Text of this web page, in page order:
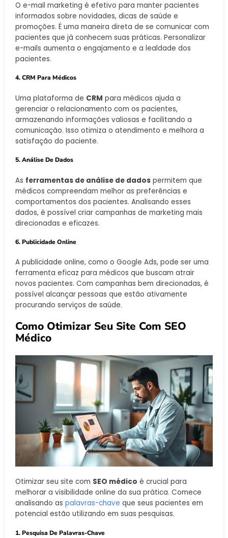
O e-mail marketing é efetivo para manter pacientes
informados sobre novidades, dicas de saúde e
promoções. É uma maneira direta de se comunicar com
pacientes que já conhecem suas práticas. Personalizar
e-mails aumenta o engajamento e a lealdade dos
pacientes.
4. CRM Para Médicos
Uma plataforma de CRM para médicos ajuda a
gerenciar o relacionamento com os pacientes,
armazenando informações valiosas e facilitando a
comunicação. Isso otimiza o atendimento e melhora a
satisfação do paciente.
5. Análise De Dados
As ferramentas de análise de dados permitem que
médicos compreendam melhor as preferências e
comportamentos dos pacientes. Analisando esses
dados, é possível criar campanhas de marketing mais
direcionadas e eficazes.
6. Publicidade Online
A publicidade online, como o Google Ads, pode ser uma
ferramenta eficaz para médicos que buscam atrair
novos pacientes. Com campanhas bem direcionadas, é
possível alcançar pessoas que estão ativamente
procurando serviços de saúde.
Como Otimizar Seu Site Com SEO
Médico
Otimizar seu site com SEO médico é crucial para
melhorar a visibilidade online da sua prática. Comece
analisando as palavras-chave que seus pacientes em
potencial estão utilizando em suas pesquisas.
1. Pesquisa De Palavras-Chave